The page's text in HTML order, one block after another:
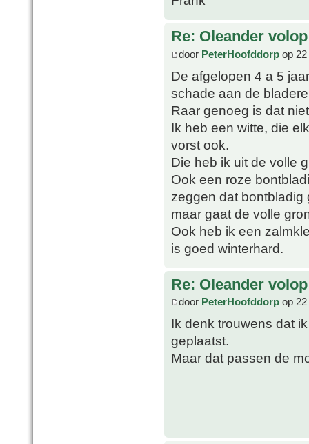
Re: Oleander
door PeterHoofddorp op
De afgelopen 4 a 5
schade aan de
Raar genoeg is dat
Ik heb een witte, die
vorst ook.
Die heb ik uit de volle
Ook een roze
zeggen dat bontbladig
maar gaat de volle
Ook heb ik een
is goed winterhard.
Re: Oleander
door PeterHoofddorp op
Ik denk trouwens dat
geplaatst.
Maar dat passen de